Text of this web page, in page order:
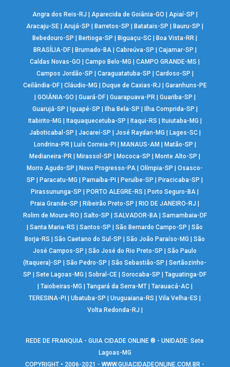
Angra dos Reis-RJ Aparecida de Goiânia-GO Apiaí-SP
Aracaju-SE |Arujá-SP Barretos-SP Batatais-SP Bauru-SP
Bebedouro-SP
Bertioga-SP Biguaçu-SC Boa Vista-RR
BRASÍLIA-DF| Brumado-BA| Cabreúva-SP Cajamar-SP
Caldas Novas-GO
|Campo Belo-MG |CAMPO GRANDE-MS
Campos Jordão-SP
Caraguatatuba-SP Cardoso-SP
Ceilândia-DF| Cláudio-MG Duque de Caxias-RJ
Garanhuns-PE
GOIÂNIA-GO Guará-DF| Guarapuava-PR| Guariba-SP
Guarujá-SP
Iguapé-SP Ilha Bela-SP Ilha Comprida-SP
Itabirito-MG
Itaquaquecetuba-SP Itaqui-RS Ituiutaba-MG
Jaboticabal-SP
Jacareí-SP José Raydan-MG Lages-SC|
Londrina-PR| Luís Correia-PI MANAUS-AM Matão-SP
Medianeira-PR
Mirassol-SP Mococa-SP Monte Alto-SP
Morro Agudo-SP
Novo Progresso-PA |Olímpia-SP |Osasco-
SP
Paracatu-MG Parnaíba-PI Peruíbe-SP Piracicaba-SP
Pirassununga-SP
PORTO ALEGRE-RS Porto Seguro-BA
Praia Grande-SP
Ribeirão Preto-SP RIO DE JANEIRO-RJ
Rolim de Moura-RO
Salto-SP SALVADOR-BA| Samambaia-DF
|Santa Maria-RS |Santos-SP |São Bernardo Campo-SP |São
Borja-RS
|São Caetano do Sul-SP |São João Paraíso-MG |São
José Campos-SP
|São José do Rio Preto-SP |São Paulo
(Itaquera)-SP
|São Pedro-SP |São Sebastião-SP |Sertãozinho-
SP
|Sete Lagoas-MG |Sobral-CE |Sorocaba-SP |Taguatinga-DF
Taiobeiras-MG Tangará da Serra-MT| Tarauacá-AC|
TERESINA-PI
|Ubatuba-SP |Uruguaiana-RS |Vila Velha-ES
Volta Redonda-RJ
REDE DE FRANQUIA - GUIA CIDADE ONLINE ® - UNIDADE: Sete
Lagoas-MG
COPYRIGHT • 2006-2021 -WWW.GUIACIDADEONLINE.COM.BR -